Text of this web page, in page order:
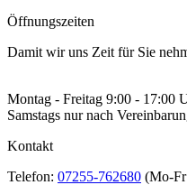
Öffnungszeiten
Damit wir uns Zeit für Sie
Montag - Freitag 9:00 - 17:00
Samstags nur nach
Kontakt
Telefon: 07255-762680 (Mo-